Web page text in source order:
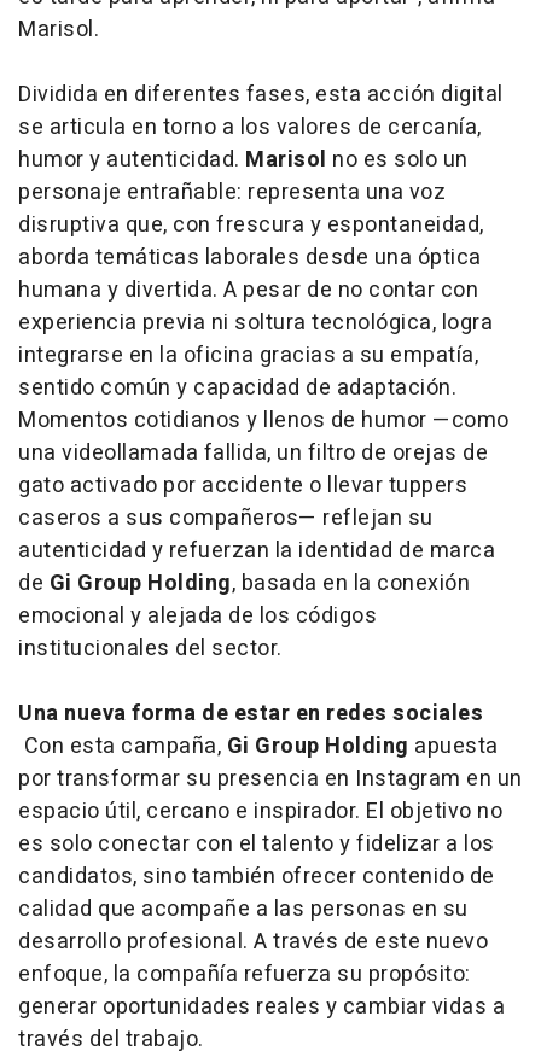
Marisol.
Dividida en diferentes fases, esta acción digital
se articula en torno a los valores de cercanía,
humor y autenticidad. Marisol no es solo un
personaje entrañable: representa una voz
disruptiva que, con frescura y espontaneidad,
aborda temáticas laborales desde una óptica
humana y divertida. A pesar de no contar con
experiencia previa ni soltura tecnológica, logra
integrarse en la oficina gracias a su empatía,
sentido común y capacidad de adaptación.
Momentos cotidianos y llenos de humor —como
una videollamada fallida, un filtro de orejas de
gato activado por accidente o llevar tuppers
caseros a sus compañeros— reflejan su
autenticidad y refuerzan la identidad de marca
de Gi Group Holding, basada en la conexión
emocional y alejada de los códigos
institucionales del sector.
Una nueva forma de estar en redes sociales
Con esta campaña, Gi Group Holding apuesta
por transformar su presencia en Instagram en un
espacio útil, cercano e inspirador. El objetivo no
es solo conectar con el talento y fidelizar a los
candidatos, sino también ofrecer contenido de
calidad que acompañe a las personas en su
desarrollo profesional. A través de este nuevo
enfoque, la compañía refuerza su propósito:
generar oportunidades reales y cambiar vidas a
través del trabajo.